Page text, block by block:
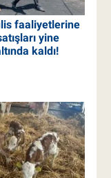
faaliyetlerine
yine
kaldı!